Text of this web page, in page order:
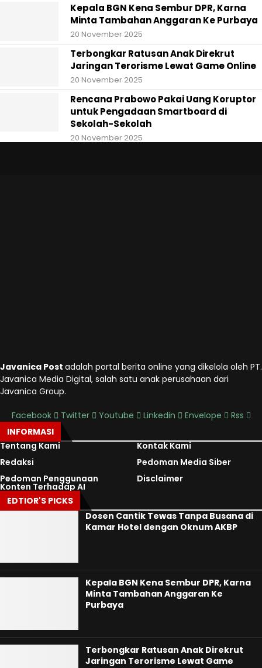
Kepala BGN Kena Sembur DPR, Karna
Minta Tambahan Anggaran Ke Purbaya
20 November 2025
Terbongkar Ratusan Anak Direkrut
Jaringan Terorisme Lewat Game Online
20 November 2025
Rencana Prabowo Pakai Uang Koruptor
untuk Pengadaan Smartboard di
Sekolah-Sekolah
20 November 2025
Javanica Post adalah portal berita online yang dikelola oleh PT.
Javanica Media Digital, salah satu anak perusahaan dari
Javanica Group.
Facebook Twitter Youtube Linkedin Envelope
Rss
INFORMASI
Tentang Kami
Kontak Kami
Redaksi
Pedoman Media Siber
Pedoman Penggunaan
Konten Terhadap AI
Disclaimer
EDTIOR'S PICKS
Dosen Cantik Tewas Tanpa Busana di
Kamar Hotel dengan Oknum AKBP
Kepala BGN Kena Sembur DPR, Karna
Minta Tambahan Anggaran Ke
Purbaya
Terbongkar Ratusan Anak Direkrut
Jaringan Terorisme Lewat Game